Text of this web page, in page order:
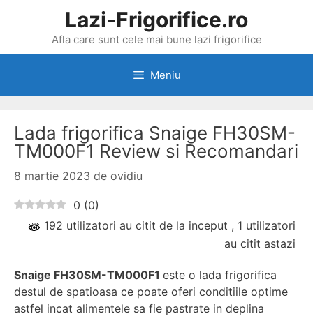
Lazi-Frigorifice.ro
Afla care sunt cele mai bune lazi frigorifice
Meniu
Lada frigorifica Snaige FH30SM-
TM000F1 Review si Recomandari
8 martie 2023 de ovidiu
0 (0)
192 utilizatori au citit de la inceput , 1 utilizatori
au citit astazi
Snaige FH30SM-TM000F1 este o lada frigorifica
destul de spatioasa ce poate oferi conditiile optime
astfel incat alimentele sa fie pastrate in deplina